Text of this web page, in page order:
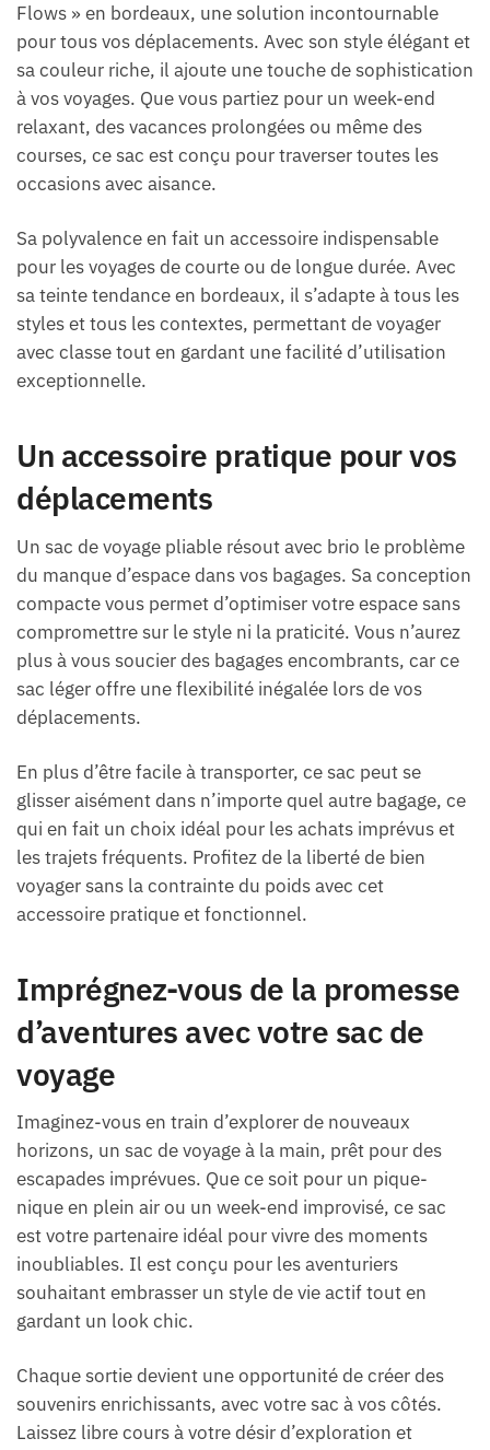
Flows » en bordeaux, une solution incontournable
pour tous vos déplacements. Avec son style élégant et
sa couleur riche, il ajoute une touche de sophistication
à vos voyages. Que vous partiez pour un week-end
relaxant, des vacances prolongées ou même des
courses, ce sac est conçu pour traverser toutes les
occasions avec aisance.
Sa polyvalence en fait un accessoire indispensable
pour les voyages de courte ou de longue durée. Avec
sa teinte tendance en bordeaux, il s’adapte à tous les
styles et tous les contextes, permettant de voyager
avec classe tout en gardant une facilité d’utilisation
exceptionnelle.
Un accessoire pratique pour vos
déplacements
Un sac de voyage pliable résout avec brio le problème
du manque d’espace dans vos bagages. Sa conception
compacte vous permet d’optimiser votre espace sans
compromettre sur le style ni la praticité. Vous n’aurez
plus à vous soucier des bagages encombrants, car ce
sac léger offre une flexibilité inégalée lors de vos
déplacements.
En plus d’être facile à transporter, ce sac peut se
glisser aisément dans n’importe quel autre bagage, ce
qui en fait un choix idéal pour les achats imprévus et
les trajets fréquents. Profitez de la liberté de bien
voyager sans la contrainte du poids avec cet
accessoire pratique et fonctionnel.
Imprégnez-vous de la promesse
d’aventures avec votre sac de
voyage
Imaginez-vous en train d’explorer de nouveaux
horizons, un sac de voyage à la main, prêt pour des
escapades imprévues. Que ce soit pour un pique-
nique en plein air ou un week-end improvisé, ce sac
est votre partenaire idéal pour vivre des moments
inoubliables. Il est conçu pour les aventuriers
souhaitant embrasser un style de vie actif tout en
gardant un look chic.
Chaque sortie devient une opportunité de créer des
souvenirs enrichissants, avec votre sac à vos côtés.
Laissez libre cours à votre désir d’exploration et